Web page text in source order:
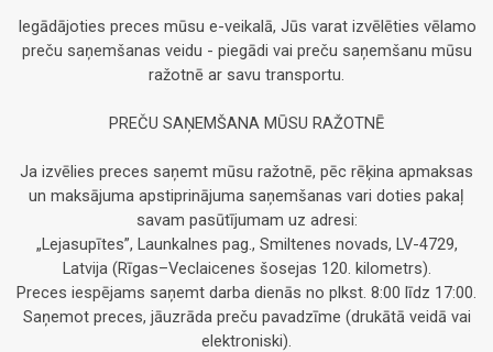
Iegādājoties preces mūsu e-veikalā, Jūs varat izvēlēties vēlamo
preču saņemšanas veidu - piegādi vai preču saņemšanu mūsu
ražotnē ar savu transportu.
PREČU SAŅEMŠANA MŪSU RAŽOTNĒ
Ja izvēlies preces saņemt mūsu ražotnē, pēc rēķina apmaksas
un maksājuma apstiprinājuma saņemšanas vari doties pakaļ
savam pasūtījumam uz adresi:
„Lejasupītes”, Launkalnes pag., Smiltenes novads, LV-4729,
Latvija (Rīgas–Veclaicenes šosejas 120. kilometrs).
Preces iespējams saņemt darba dienās no plkst. 8:00 līdz 17:00.
Saņemot preces, jāuzrāda preču pavadzīme (drukātā veidā vai
elektroniski).